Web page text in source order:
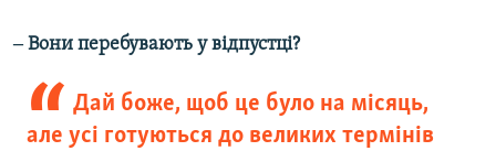
‒ Вони перебувають у відпустці?
Дай боже, щоб це було на місяць,
але усі готуються до великих термінів